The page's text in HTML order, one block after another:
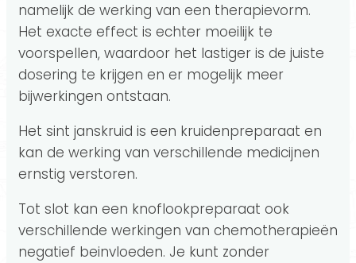
namelijk de werking van een therapievorm.
Het exacte effect is echter moeilijk te
voorspellen, waardoor het lastiger is de juiste
dosering te krijgen en er mogelijk meer
bijwerkingen ontstaan.
Het sint janskruid is een kruidenpreparaat en
kan de werking van verschillende medicijnen
ernstig verstoren.
Tot slot kan een knoflookpreparaat ook
verschillende werkingen van chemotherapieën
negatief beinvloeden. Je kunt zonder